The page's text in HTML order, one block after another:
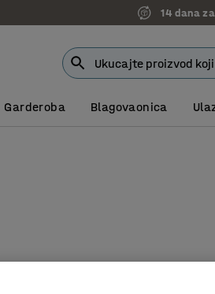
14 dana
Garderoba Blagovaonica